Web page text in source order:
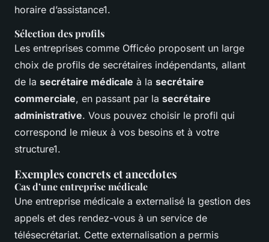
horaire d’assistance1.
Sélection des profils
Les entreprises comme Officéo proposent un large
choix de profils de secrétaires indépendants, allant
de la secrétaire médicale à la secrétaire
commerciale, en passant par la secrétaire
administrative. Vous pouvez choisir le profil qui
correspond le mieux à vos besoins et à votre
structure1.
Exemples concrets et anecdotes
Cas d’une entreprise médicale
Une entreprise médicale a externalisé la gestion des
appels et des rendez-vous à un service de
télésecrétariat. Cette externalisation a permis